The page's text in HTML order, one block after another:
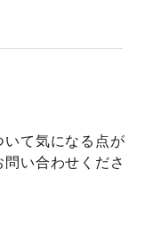
いて気になる点が
い合わせくださ